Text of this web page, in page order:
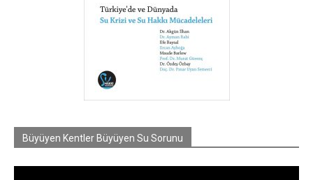
Büyüyen Kentler Büyüyen Su Sorunu